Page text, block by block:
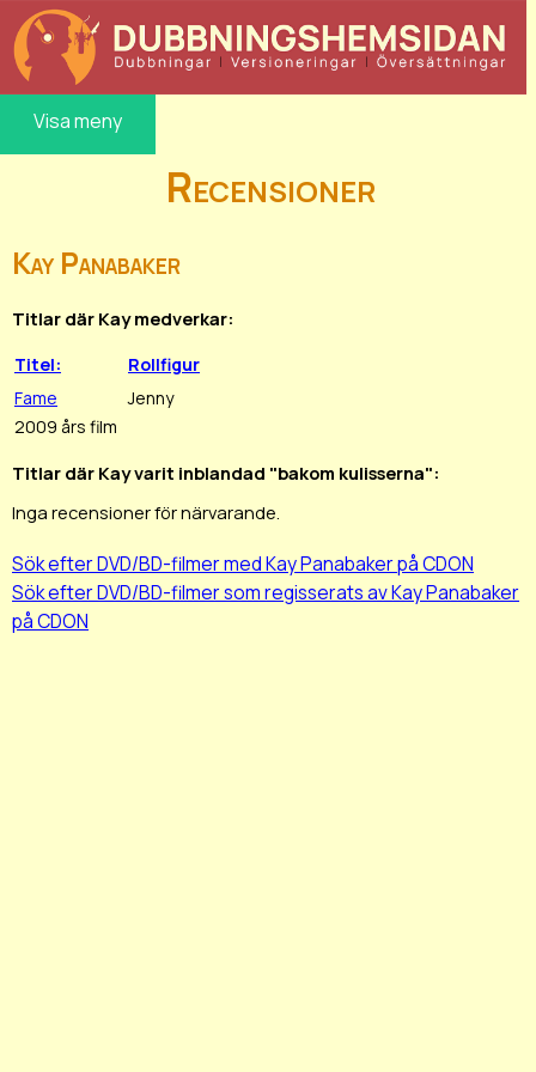
Visa meny
Recensioner
Kay Panabaker
Titlar där Kay medverkar:
Titel:
Rollfigur
Fame
2009 års film
Jenny
Titlar där Kay varit inblandad "bakom kulisserna":
Inga recensioner för närvarande.
Sök efter DVD/BD-filmer med Kay Panabaker på CDON
Sök efter DVD/BD-filmer som regisserats av Kay Panabaker
på CDON